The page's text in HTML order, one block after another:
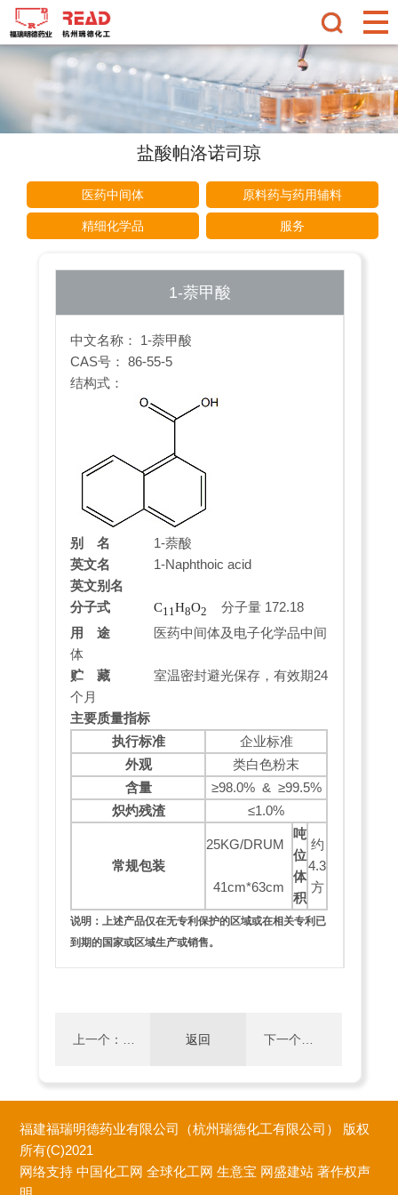
盐酸帕洛诺司琼
医药中间体 原料药与药用辅料
精细化学品 服务
1-萘甲酸
中文名称： 1-萘甲酸
CAS号： 86-55-5
结构式：
别 名 1-萘酸
英文名 1-Naphthoic acid
英文别名
分子式
C11H8O2
分子量 172.18
用 途 医药中间体及电子化学品中间
体
贮 藏 室温密封避光保存，有效期24
个月
主要质量指标
执行标准
企业标准
外观
类白色粉末
含量
≥98.0% & ≥99.5%
炽灼残渣
≤1.0%
常规包装
25KG/DRUM
41cm*63cm
吨
位
体
积
约
4.3
方
说明：上述产品仅在无专利保护的区域或在相关专利已
到期的国家或区域生产或销售。
上一个：
氢-1-萘甲
返回 下一个：
福建福瑞明德药业有限公司（杭州瑞德化工有限公司） 版权
所有(C)2021
网络支持 中国化工网 全球化工网 生意宝 网盛建站 著作权声